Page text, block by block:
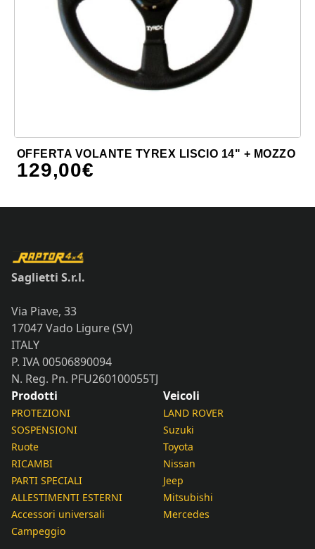
OFFERTA VOLANTE TYREX LISCIO 14" + MOZZO
129,00€
Saglietti S.r.l.
Via Piave, 33
17047 Vado Ligure (SV)
ITALY
P. IVA 00506890094
N. Reg. Pn. PFU260100055TJ
Prodotti
PROTEZIONI
SOSPENSIONI
Ruote
RICAMBI
PARTI SPECIALI
ALLESTIMENTI ESTERNI
Accessori universali
Campeggio
Veicoli
LAND ROVER
Suzuki
Toyota
Nissan
Jeep
Mitsubishi
Mercedes